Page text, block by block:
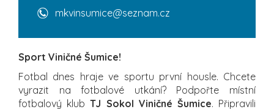
mkvinsumice@seznam.cz
Sport Viničné Šumice!
Fotbal dnes hraje ve sportu první housle. Chcete
vyrazit na fotbalové utkání? Podpořte místní
fotbalový klubTJ Sokol Viničné Šumice. Připravili